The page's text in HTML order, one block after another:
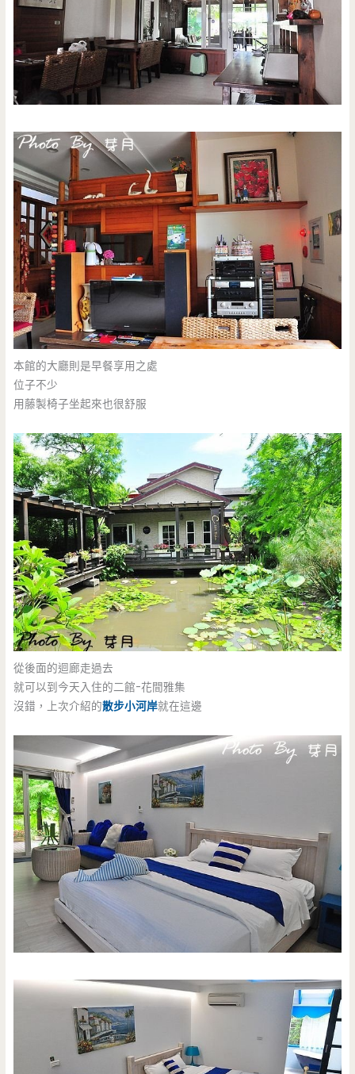
本館的大廳則是早餐享用之處
位子不少
用藤製椅子坐起來也很舒服
從後面的迴廊走過去
就可以到今天入住的二館-花間雅集
沒錯，上次介紹的散步小河岸就在這邊